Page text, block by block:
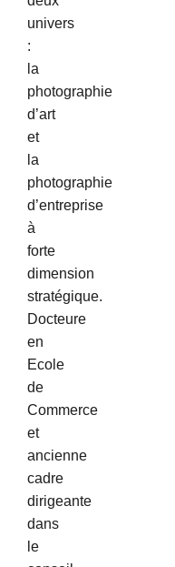
univers
:
la
photographie
d’art
et
la
photographie
d’entreprise
à
forte
dimension
stratégique.
Docteure
en
Ecole
de
Commerce
et
ancienne
cadre
dirigeante
dans
le